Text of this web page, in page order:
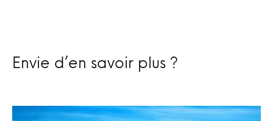
Envie d’en savoir plus ?